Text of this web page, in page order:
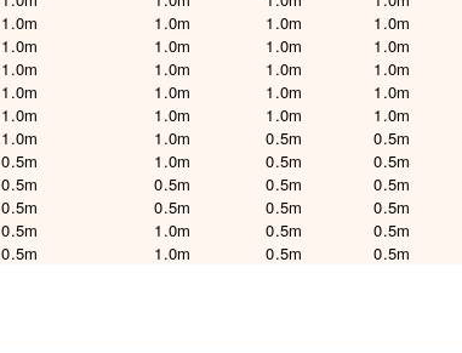
1.0m
1.0m
1.0m
1.0m
1.0m
1.0m
0.5m
0.5m
0.5m
0.5m
0.5m
1.0m
1.0m
1.0m
1.0m
1.0m
1.0m
1.0m
0.5m
0.5m
1.0m
1.0m
1.0m
1.0m
1.0m
1.0m
1.0m
0.5m
0.5m
0.5m
0.5m
0.5m
0.5m
1.0m
1.0m
1.0m
1.0m
1.0m
0.5m
0.5m
0.5m
0.5m
0.5m
0.5m